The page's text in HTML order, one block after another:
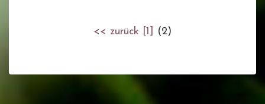
<< zurück [1] (2)